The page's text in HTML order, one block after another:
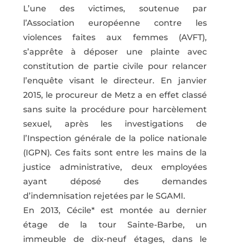
L’une des victimes, soutenue par
l’Association européenne contre les
violences faites aux femmes (AVFT),
s’apprête à déposer une plainte avec
constitution de partie civile pour relancer
l’enquête visant le directeur. En janvier
2015, le procureur de Metz a en effet classé
sans suite la procédure pour harcèlement
sexuel, après les investigations de
l’Inspection générale de la police nationale
(IGPN). Ces faits sont entre les mains de la
justice administrative, deux employées
ayant déposé des demandes
d’indemnisation rejetées par le SGAMI.
En 2013, Cécile* est montée au dernier
étage de la tour Sainte-Barbe, un
immeuble de dix-neuf étages, dans le